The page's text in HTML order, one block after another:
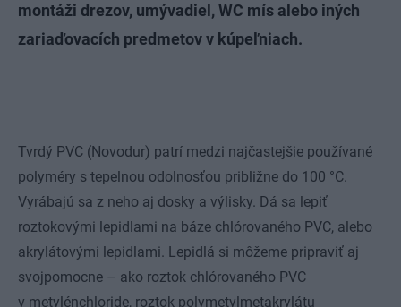
montáži drezov, umývadiel, WC mís alebo iných
zariaďovacích predmetov v kúpeľniach.
Tvrdý PVC (Novodur) patrí medzi najčastejšie používané
polyméry s tepelnou odolnosťou približne do 100 °C.
Vyrábajú sa z neho aj dosky a výlisky. Dá sa lepiť
roztokovými lepidlami na báze chlórovaného PVC, alebo
akrylátovými lepidlami. Lepidlá si môžeme pripraviť aj
svojpomocne – ako roztok chlórovaného PVC
v metylénchloride, roztok polymetylmetakrylátu